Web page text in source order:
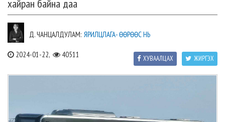
хайран байна даа
Д. ЧАНЦАЛДУЛАМ: ЯРИЛЦЛАГА- ӨӨРӨӨС НЬ
2024-01-22, 40511 ЖИРГЭХ
ХУВААЛЦАХ